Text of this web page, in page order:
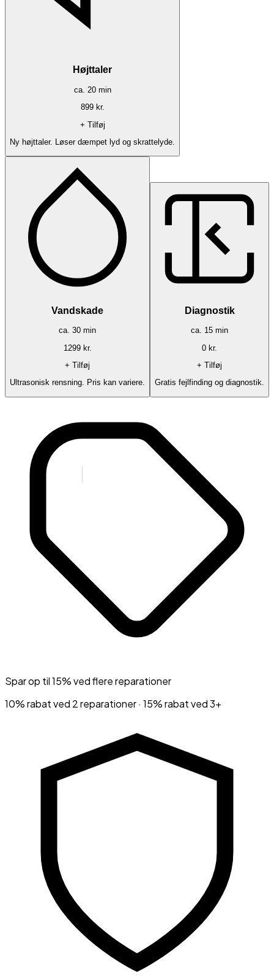
Højttaler
ca. 20min
899kr.
+ Tilføj
Ny højttaler. Løser dæmpet lyd og skrattelyde.
Vandskade
ca. 30 min
1299kr.
+ Tilføj
Ultrasonisk rensning. Pris kan variere.
Diagnostik
ca. 15 min
0 kr.
+ Tilføj
Gratis fejlfinding og diagnostik.
Spar op til 15% ved flere reparationer
10% rabat ved 2 reparationer · 15% rabat ved 3+